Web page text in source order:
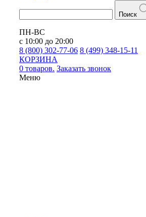
Поиск
ПН-ВС
с 10:00 до 20:00
8 (800) 302-77-06 8 (499) 348-15-11
КОРЗИНА
0 товаров. Заказать звонок
Меню